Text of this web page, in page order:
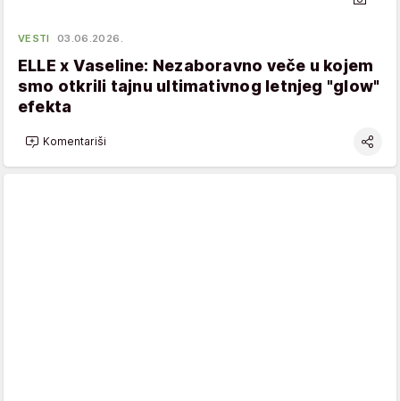
VESTI 03.06.2026.
ELLE x Vaseline: Nezaboravno veče u kojem
smo otkrili tajnu ultimativnog letnjeg "glow"
efekta
Komentariši